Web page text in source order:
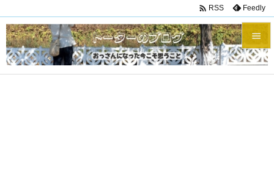


メニュ
 RSS Feedly